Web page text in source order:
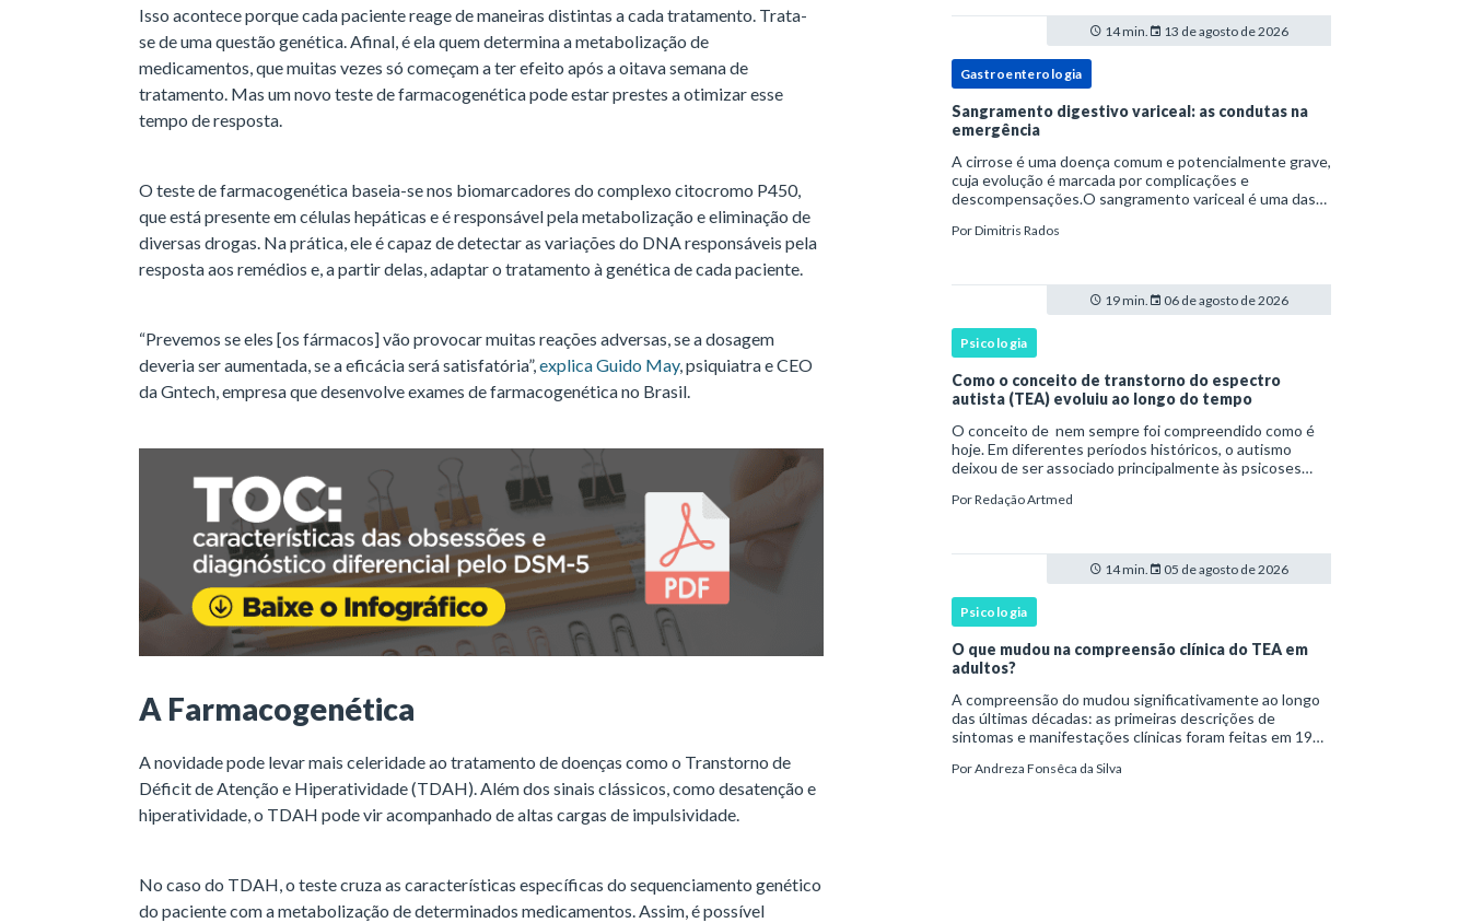
Isso acontece porque cada paciente reage de maneiras distintas a cada tratamento. Trata-
se de uma questão genética. Afinal, é ela quem determina a metabolização de
medicamentos, que muitas vezes só começam a ter efeito após a oitava semana de
tratamento. Mas um novo teste de farmacogenética pode estar prestes a otimizar esse
tempo de resposta.
O teste de farmacogenética baseia-se nos biomarcadores do complexo citocromo P450,
que está presente em células hepáticas e é responsável pela metabolização e eliminação de
diversas drogas. Na prática, ele é capaz de detectar as variações do DNA responsáveis pela
resposta aos remédios e, a partir delas, adaptar o tratamento à genética de cada paciente.
“Prevemos se eles [os fármacos] vão provocar muitas reações adversas, se a dosagem
deveria ser aumentada, se a eficácia será satisfatória”,explica Guido May, psiquiatra e CEO
da Gntech, empresa que desenvolve exames de farmacogenética no Brasil.
A Farmacogenética
A novidade pode levar mais celeridade ao tratamento de doenças como o Transtorno de
Déficit de Atenção e Hiperatividade (TDAH). Além dos sinais clássicos, como desatenção e
hiperatividade, o TDAH pode vir acompanhado de altas cargas de impulsividade.
No caso do TDAH, o teste cruza as características específicas do sequenciamento genético
do paciente com a metabolização de determinados medicamentos. Assim, é possível
14 min. 13 de agosto de 2026
Gastroenterologia
Sangramento digestivo variceal: as condutas na
emergência
A cirrose é uma doença comum e potencialmente grave,
cuja evolução é marcada por complicações e
descompensações.O sangramento variceal é uma das
pessoas com cirrose.Ele é causado pela hipertensão
PorDimitris Rados
19 min. 06 de agosto de 2026
Psicologia
Como o conceito de transtorno do espectro
autista (TEA) evoluiu ao longo do tempo
O conceito de nem sempre foi compreendido como é
hoje. Em diferentes períodos históricos, o autismo
deixou de ser associado principalmente às psicoses
para ser reconhecido como um transtorno do des
PorRedação Artmed
14 min. 05 de agosto de 2026
Psicologia
O que mudou na compreensão clínica do TEA em
adultos?
A compreensão do mudou significativamente ao longo
das últimas décadas: as primeiras descrições de
sintomas e manifestações clínicas foram feitas em 1943
da observação de crianças com dificuldad
PorAndreza Fonsêca da Silva